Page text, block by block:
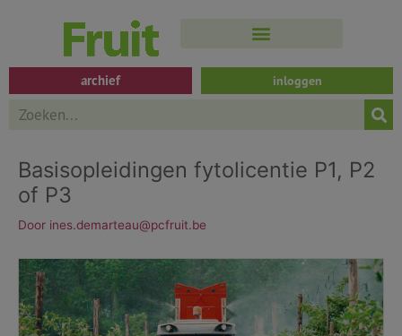
inhoud
archief inloggen
Search
Basisopleidingen fytolicentie P1, P2
of P3
Door ines.demarteau@pcfruit.be